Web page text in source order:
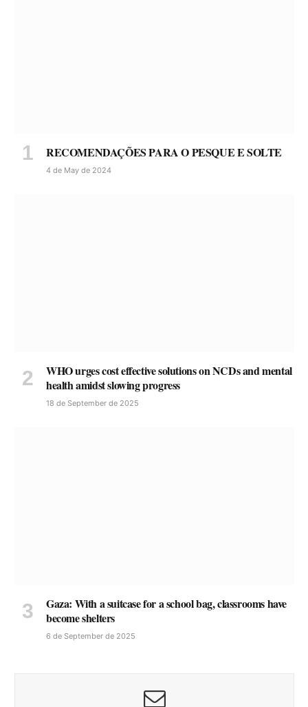
RECOMENDAÇÕES PARA O PESQUE E SOLTE
4 de May de 2024
WHO urges cost effective solutions on NCDs and mental
health amidst slowing progress
18 de September de 2025
Gaza: With a suitcase for a school bag, classrooms have
become shelters
6 de September de 2025